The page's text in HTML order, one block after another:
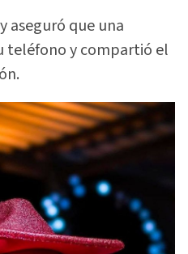
aseguró que una
teléfono y compartió el